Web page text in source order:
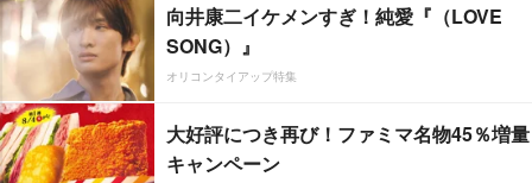
向井康二イケメンすぎ！純愛『（LOVE
SONG）』
オリコンタイアップ特集
大好評につき再び！ファミマ名物45％増量
キャンペーン